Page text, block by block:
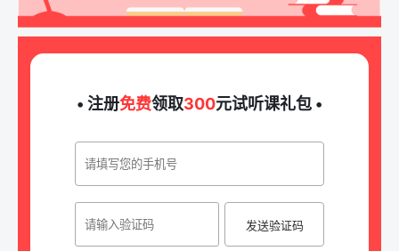
• 注册免费领取300元试听课礼包 •
发送验证码